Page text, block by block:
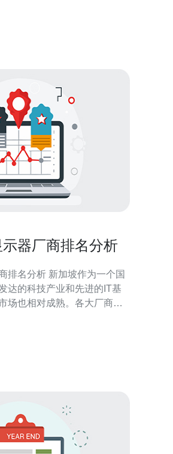
，通常被认为是亚太地区的
器厂商排名分析
加坡作为一个国
达的科技产业和先进的IT基
场也相对成熟。各大厂商在